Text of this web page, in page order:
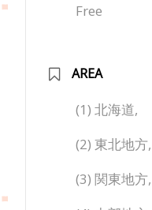
Free
AREA
(1) 北海道,
(2) 東北地方,
(3) 関東地方,